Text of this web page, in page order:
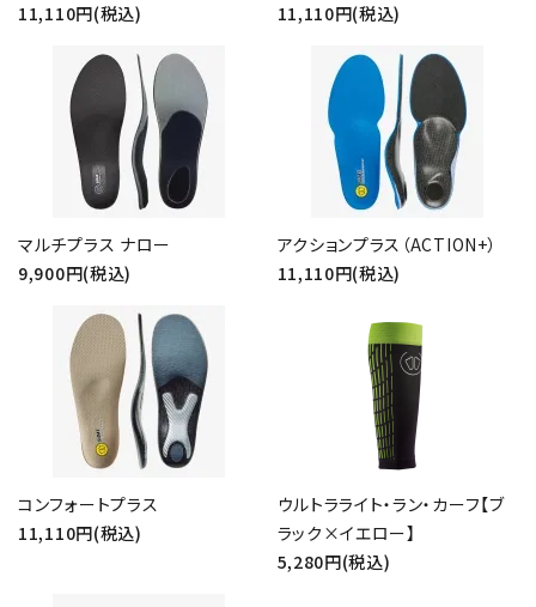
11,110円(税込)
11,110円(税込)
マルチプラス ナロー
9,900円(税込)
アクションプラス（ACTION+）
11,110円(税込)
コンフォートプラス
11,110円(税込)
ウルトラライト・ラン・カーフ【ブ
ラック×イエロー】
5,280円(税込)